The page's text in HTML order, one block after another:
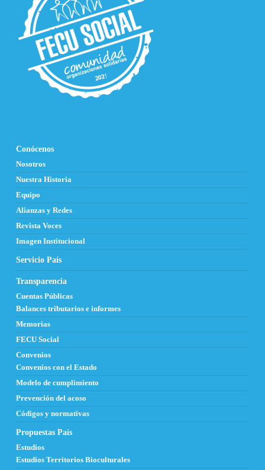
Conócenos
Nosotros
Nuestra Historia
Equipo
Alianzas y Redes
Revista Voces
Imagen Institucional
Servicio País
Transparencia
Cuentas Públicas
Balances tributarios e informes
Memorias
FECU Social
Convenios
Convenios con el Estado
Modelo de cumplimiento
Prevención del acoso
Códigos y normativas
Propuestas País
Estudios
Estudios Territorios Bioculturales